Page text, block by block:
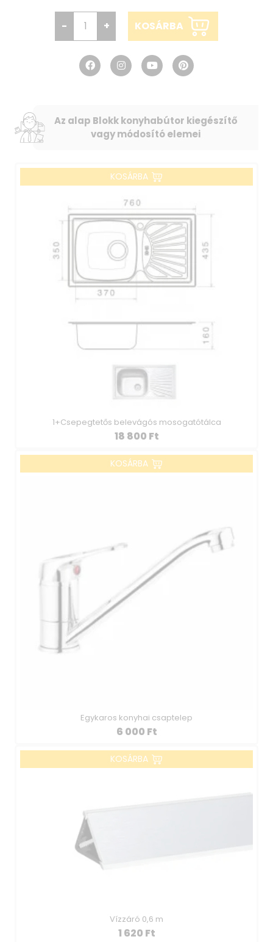
- + KOSÁRBA
Az alap Blokk konyhabútor kiegészítő
vagy módosító elemei
KOSÁRBA
1+Csepegtetős belevágós mosogatótálca
18 800 Ft
KOSÁRBA
Egykaros konyhai csaptelep
6 000 Ft
KOSÁRBA
Vízzáró 0,6 m
1 620 Ft